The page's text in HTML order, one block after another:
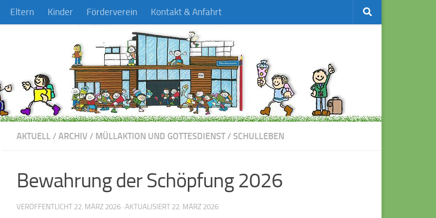
Eltern Kinder Förderverein Kontakt & Anfahrt
AKTUELL / ARCHIV / MÜLLAKTION UND GOTTESDIENST / SCHULLEBEN
Bewahrung der Schöpfung 2026
VERÖFFENTLICHT 22. MÄRZ 2026 · AKTUALISIERT 22. MÄRZ 2026